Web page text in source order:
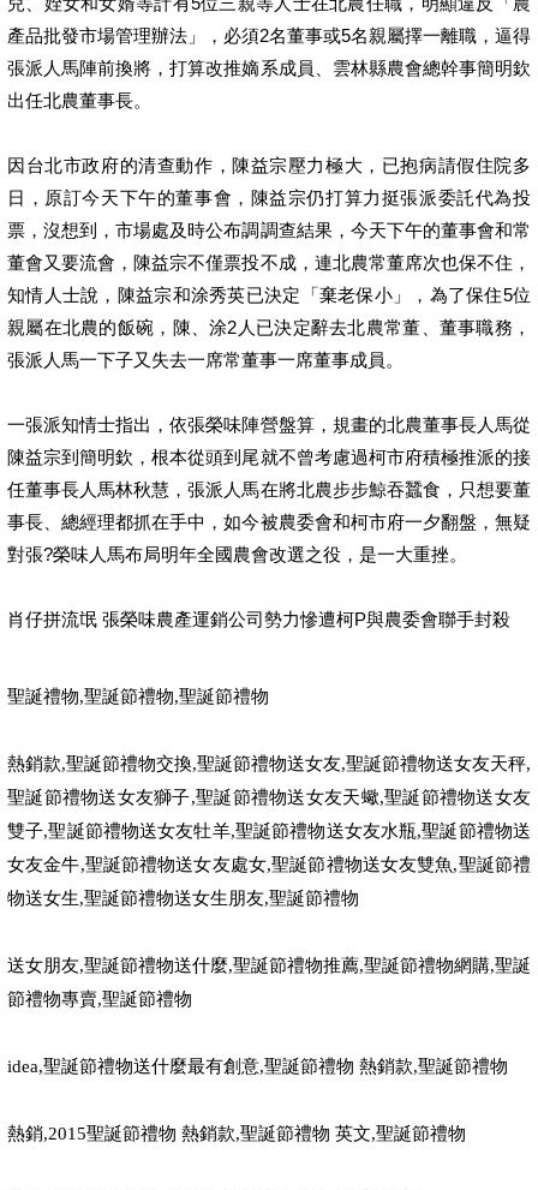
產品批發市場管理辦法」，必須2名董事或5名親屬擇一離職，逼得
張派人馬陣前換將，打算改推嫡系成員、雲林縣農會總幹事簡明欽
出任北農董事長。
因台北市政府的清查動作，陳益宗壓力極大，已抱病請假住院多
日，原訂今天下午的董事會，陳益宗仍打算力挺張派委託代為投
票，沒想到，市場處及時公布調調查結果，今天下午的董事會和常
董會又要流會，陳益宗不僅票投不成，連北農常董席次也保不住，
知情人士說，陳益宗和涂秀英已決定「棄老保小」，為了保住5位
親屬在北農的飯碗，陳、涂2人已決定辭去北農常董、董事職務，
張派人馬一下子又失去一席常董事一席董事成員。
一張派知情士指出，依張榮味陣營盤算，規畫的北農董事長人馬從
陳益宗到簡明欽，根本從頭到尾就不曾考慮過柯市府積極推派的接
任董事長人馬林秋慧，張派人馬在將北農步步鯨吞蠶食，只想要董
事長、總經理都抓在手中，如今被農委會和柯市府一夕翻盤，無疑
對張?榮味人馬布局明年全國農會改選之役，是一大重挫。
肖仔拼流氓 張榮味農產運銷公司勢力慘遭柯P與農委會聯手封殺
聖誕禮物,聖誕節禮物,聖誕節禮物
熱銷款,聖誕節禮物交換,聖誕節禮物送女友,聖誕節禮物送女友天秤,
聖誕節禮物送女友獅子,聖誕節禮物送女友天蠍,聖誕節禮物送女友
雙子,聖誕節禮物送女友牡羊,聖誕節禮物送女友水瓶,聖誕節禮物送
女友金牛,聖誕節禮物送女友處女,聖誕節禮物送女友雙魚,聖誕節禮
物送女生,聖誕節禮物送女生朋友,聖誕節禮物
送女朋友,聖誕節禮物送什麼,聖誕節禮物推薦,聖誕節禮物網購,聖誕
節禮物專賣,聖誕節禮物
idea,聖誕節禮物送什麼最有創意,聖誕節禮物 熱銷款,聖誕節禮物
熱銷,2015聖誕節禮物 熱銷款,聖誕節禮物 英文,聖誕節禮物